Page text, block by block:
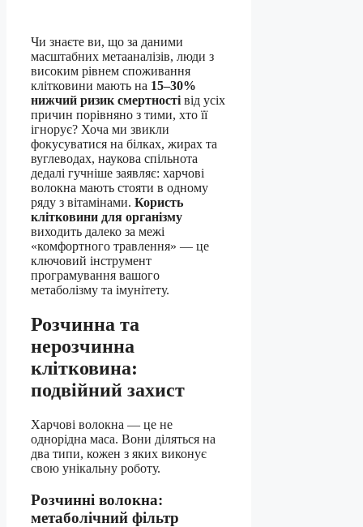
Чи знаєте ви, що за даними
масштабних метааналізів, люди з
високим рівнем споживання
клітковини мають на 15–30%
нижчий ризик смертності від усіх
причин порівняно з тими, хто її
ігнорує? Хоча ми звикли
фокусуватися на білках, жирах та
вуглеводах, наукова спільнота
дедалі гучніше заявляє: харчові
волокна мають стояти в одному
ряду з вітамінами. Користь
клітковини для організму
виходить далеко за межі
«комфортного травлення» — це
ключовий інструмент
програмування вашого
метаболізму та імунітету.
Розчинна та
нерозчинна
клітковина:
подвійний захист
Харчові волокна — це не
однорідна маса. Вони діляться на
два типи, кожен з яких виконує
свою унікальну роботу.
Розчинні волокна:
метаболічний фільтр